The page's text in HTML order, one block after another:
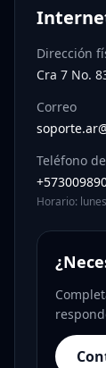
Dirección
Cra 7 No.
Correo
Teléfono
Horario: